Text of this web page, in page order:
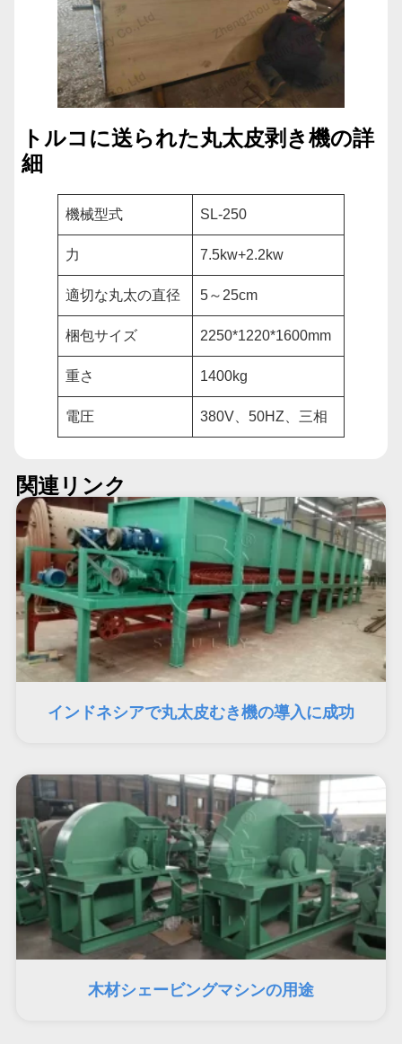
トルコに送られた丸太皮剥き機の詳
細
機械型式 SL-250
力 7.5kw+2.2kw
適切な丸太の直径 5～25cm
梱包サイズ 2250*1220*1600mm
重さ 1400kg
電圧 380V、50HZ、三相
関連リンク
インドネシアで丸太皮むき機の導入に成功
木材シェービングマシンの用途